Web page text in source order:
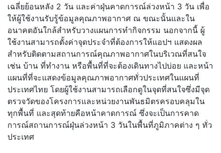
เฉลี่ยย้อนหลัง 2 วัน และค่าฝุ่นคาดการณ์ล่วงหน้า 3 วัน เพื่อ
ให้ผู้ใช้งานรับรู้ข้อมูลคุณภาพอากาศ ณ ขณะนั้นและใน
อนาคตอันใกล้สำหรับวางแผนการทำกิจกรรม นอกจากนี้ ผู้
ใช้งานสามารถตั้งค่าจุดประจำที่ต้องการให้แอปฯ แสดงผล
สำหรับติดตามสถานการณ์คุณภาพอากาศในบริเวณที่สนใจ
เช่น บ้าน ที่ทำงาน หรือพื้นที่ที่จะต้องเดินทางไปบ่อย และหน้า
แผนที่ที่จะแสดงข้อมูลคุณภาพอากาศทั่วประเทศในแผนที่
ประเทศไทย โดยผู้ใช้งานสามารถเลือกดูในจุดที่สนใจซึ่งมีจุด
ตรวจวัดของโครงการและหน่วยงานพันธมิตรครอบคลุมใน
ทุกพื้นที่ และสุดท้ายคือหน้าคาดการณ์ ซึ่งจะเป็นการคาด
การณ์สถานการณ์ฝุ่นล่วงหน้า 3 วันในพื้นที่ภูมิภาคต่าง ๆ ทั่ว
ประเทศ